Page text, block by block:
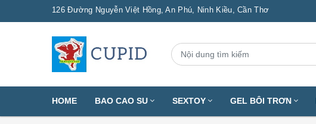
126 Đường Nguyễn Việt Hồng, An Phú, Ninh Kiều, Cần Thơ
HOME BAO CAO SU SEXTOY GEL BÔI TRƠN